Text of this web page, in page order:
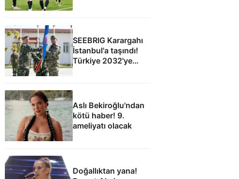
SEEBRIG Karargahı
İstanbul'a taşındı!
Türkiye 2032'ye
kadar ev sahibi
Aslı Bekiroğlu'ndan
kötü haber! 9.
ameliyatı olacak
Doğallıktan yana!